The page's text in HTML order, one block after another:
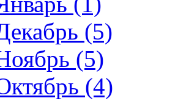
(5)
(5)
(4)